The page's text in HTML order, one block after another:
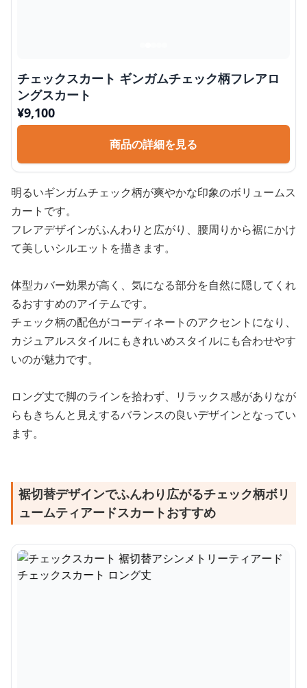
チェックスカート ギンガムチェック柄フレアロ
ングスカート
¥9,100
商品の詳細を見る
明るいギンガムチェック柄が爽やかな印象のボリュームス
カートです。
フレアデザインがふんわりと広がり、腰周りから裾にかけ
て美しいシルエットを描きます。
体型カバー効果が高く、気になる部分を自然に隠してくれ
るおすすめのアイテムです。
チェック柄の配色がコーディネートのアクセントになり、
カジュアルスタイルにもきれいめスタイルにも合わせやす
いのが魅力です。
ロング丈で脚のラインを拾わず、リラックス感がありなが
らもきちんと見えするバランスの良いデザインとなってい
ます。
裾切替デザインでふんわり広がるチェック柄ボリ
ュームティアードスカートおすすめ